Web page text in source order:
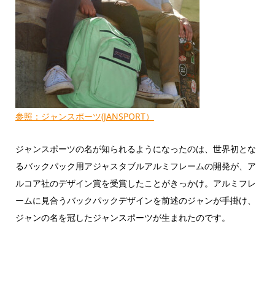
参照：ジャンスポーツ(JANSPORT）
ジャンスポーツの名が知られるようになったのは、世界初とな
るバックパック用アジャスタブルアルミフレームの開発が、ア
ルコア社のデザイン賞を受賞したことがきっかけ。アルミフレ
ームに見合うバックパックデザインを前述のジャンが手掛け、
ジャンの名を冠したジャンスポーツが生まれたのです。